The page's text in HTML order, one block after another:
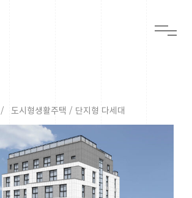
도시형생활주택 / 단지형 다세대